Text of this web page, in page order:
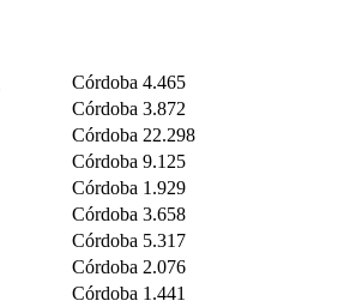
Córdoba 4.465
Córdoba 3.872
Córdoba 22.298
Córdoba 9.125
Córdoba 1.929
Córdoba 3.658
Córdoba 5.317
Córdoba 2.076
Córdoba 1.441